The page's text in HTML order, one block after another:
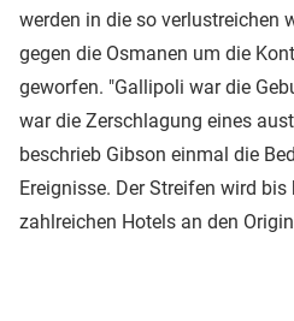
werden in die so verlustreichen
gegen die Osmanen um die
geworfen. "Gallipoli war die
war die Zerschlagung eines
beschrieb Gibson einmal die
Ereignisse. Der Streifen wird
zahlreichen Hotels an den